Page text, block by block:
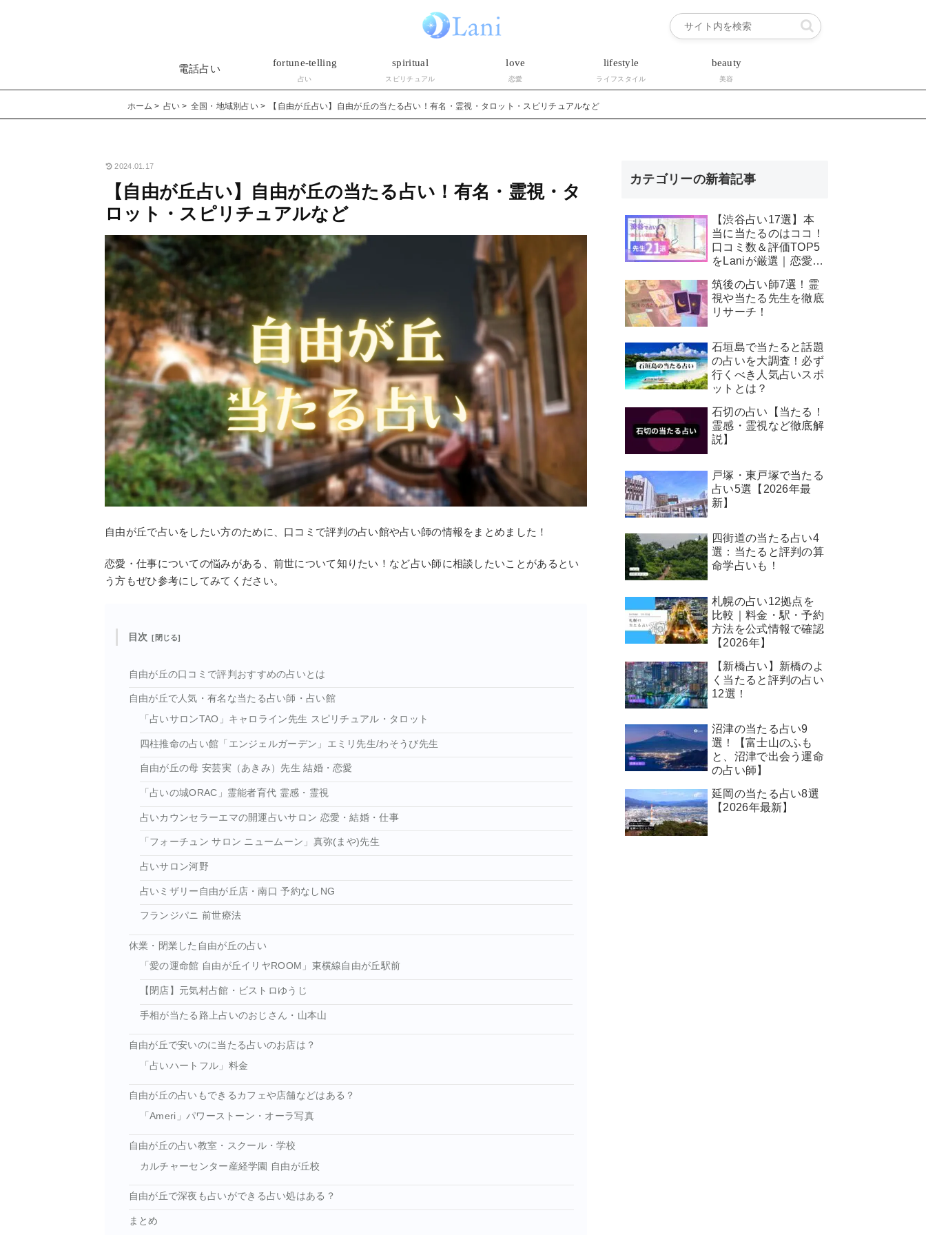
電話占い
fortune-telling
占い
spiritual
スピリチュアル
love
恋愛
lifestyle
ライフスタイル
beauty
美容
ホーム 占い 全国・地域別占い 【自由が丘占い】自由が丘の当たる占い！有名・霊視・タロット・スピリチュアルなど
2024.01.17
【自由が丘占い】自由が丘の当たる占い！有名・霊視・タ
ロット・スピリチュアルなど
自由が丘で占いをしたい方のために、口コミで評判の占い館や占い師の情報をまとめました！
恋愛・仕事についての悩みがある、前世について知りたい！など占い師に相談したいことがあるとい
う方もぜひ参考にしてみてください。
目次
自由が丘の口コミで評判おすすめの占いとは
自由が丘で人気・有名な当たる占い師・占い館
「占いサロンTAO」キャロライン先生 スピリチュアル・タロット
四柱推命の占い館「エンジェルガーデン」エミリ先生/わそうび先生
自由が丘の母 安芸実（あきみ）先生 結婚・恋愛
「占いの城ORAC」霊能者育代 霊感・霊視
占いカウンセラーエマの開運占いサロン 恋愛・結婚・仕事
「フォーチュン サロン ニュームーン」真弥(まや)先生
占いサロン河野
占いミザリー自由が丘店・南口 予約なしNG
フランジパニ 前世療法
休業・閉業した自由が丘の占い
「愛の運命館 自由が丘イリヤROOM」東横線自由が丘駅前
【閉店】元気村占館・ビストロゆうじ
手相が当たる路上占いのおじさん・山本山
自由が丘で安いのに当たる占いのお店は？
「占いハートフル」料金
自由が丘の占いもできるカフェや店舗などはある？
「Ameri」パワーストーン・オーラ写真
自由が丘の占い教室・スクール・学校
カルチャーセンター産経学園 自由が丘校
自由が丘で深夜も占いができる占い処はある？
まとめ
カテゴリーの新着記事
【渋谷占い17選】本
当に当たるのはココ！
口コミ数＆評価TOP5
をLaniが厳選｜恋愛・
こもぴ先生が徹底解
説！
筑後の占い師7選！霊
視や当たる先生を徹底
リサーチ！
石垣島で当たると話題
の占いを大調査！必ず
行くべき人気占いスポ
ットとは？
石切の占い【当たる！
霊感・霊視など徹底解
説】
戸塚・東戸塚で当たる
占い5選【2026年最
新】
四街道の当たる占い4
選：当たると評判の算
命学占いも！
札幌の占い12拠点を
比較｜料金・駅・予約
方法を公式情報で確認
【2026年】
【新橋占い】新橋のよ
く当たると評判の占い
12選！
沼津の当たる占い9
選！【富士山のふも
と、沼津で出会う運命
の占い師】
延岡の当たる占い8選
【2026年最新】